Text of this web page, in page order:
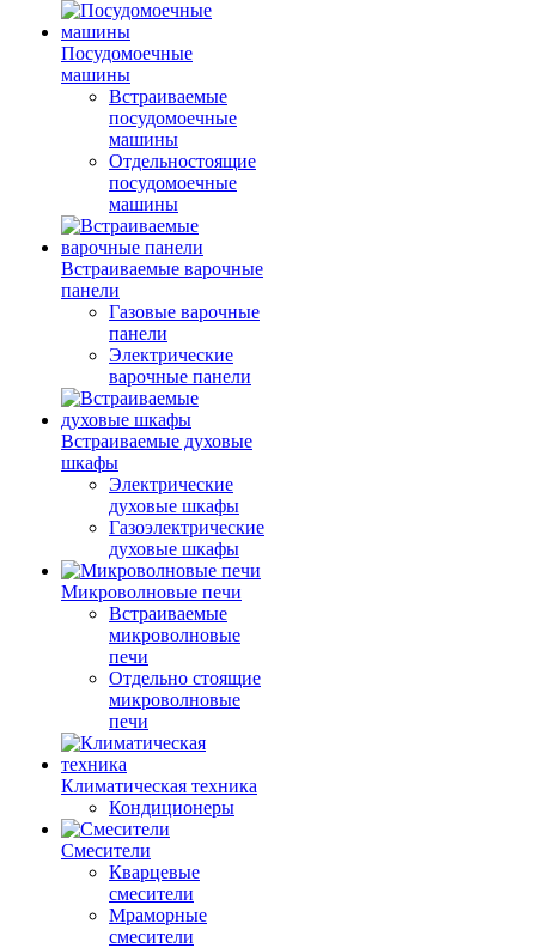
Посудомоечные
машины
Встраиваемые
посудомоечные
машины
Отдельностоящие
посудомоечные
машины
Встраиваемые варочные
панели
Газовые варочные
панели
Электрические
варочные панели
Встраиваемые духовые
шкафы
Электрические
духовые шкафы
Газоэлектрические
духовые шкафы
Микроволновые печи
Встраиваемые
микроволновые
печи
Отдельно стоящие
микроволновые
печи
Климатическая техника
Кондиционеры
Смесители
Кварцевые
смесители
Мраморные
смесители